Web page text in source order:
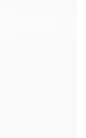
utile
le
de